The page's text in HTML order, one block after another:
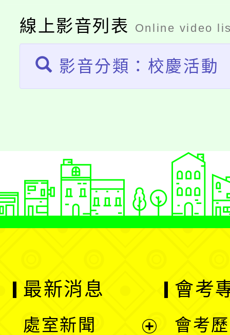
半價優惠，詳情可洽有
者。
份教師增能研習
大溪自造教育及科技
份教師研習
淨零綠生活教案入校路
會
線上影音列表 Online video
影音分類：校慶活動
最新消息
處室新聞
會考
會考